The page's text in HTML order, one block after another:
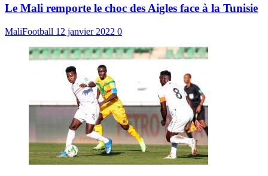
Le Mali remporte le choc des Aigles face à la Tunisie
MaliFootball 12 janvier 2022 0